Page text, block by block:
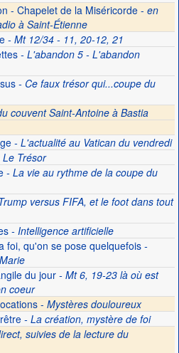
- Chapelet de la Miséricorde - en
à Saint-Étienne
- Mt 12/34 - 11, 20-12, 21
- L'abandon 5 - L'abandon
- Ce faux trésor qui...coupe du
couvent Saint-Antoine à Bastia
- L'actualité au Vatican du vendredi
Trésor
- La vie au rythme de la coupe du
versus FIFA, et le foot dans tout
- Intelligence artificielle
foi, qu'on se pose quelquefois-
du jour- Mt 6, 19-23 là où est
coeur
- Mystères douloureux
- La création, mystère de foi
suivies de la lecture du